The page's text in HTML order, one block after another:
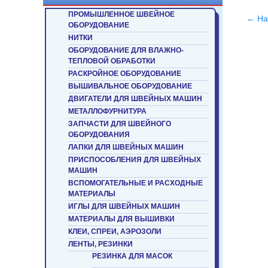
ПРОМЫШЛЕННОЕ ШВЕЙНОЕ
ОБОРУДОВАНИЕ
НИТКИ
ОБОРУДОВАНИЕ ДЛЯ ВЛАЖНО-
ТЕПЛОВОЙ ОБРАБОТКИ
РАСКРОЙНОЕ ОБОРУДОВАНИЕ
ВЫШИВАЛЬНОЕ ОБОРУДОВАНИЕ
ДВИГАТЕЛИ ДЛЯ ШВЕЙНЫХ МАШИН
МЕТАЛЛОФУРНИТУРА
ЗАПЧАСТИ ДЛЯ ШВЕЙНОГО
ОБОРУДОВАНИЯ
ЛАПКИ ДЛЯ ШВЕЙНЫХ МАШИН
ПРИСПОСОБЛЕНИЯ ДЛЯ ШВЕЙНЫХ
МАШИН
ВСПОМОГАТЕЛЬНЫЕ И РАСХОДНЫЕ
МАТЕРИАЛЫ
ИГЛЫ ДЛЯ ШВЕЙНЫХ МАШИН
МАТЕРИАЛЫ ДЛЯ ВЫШИВКИ
КЛЕИ, СПРЕИ, АЭРОЗОЛИ
ЛЕНТЫ, РЕЗИНКИ
РЕЗИНКА ДЛЯ МАСОК
←